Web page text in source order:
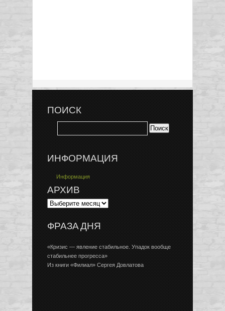
ПОИСК
ИНФОРМАЦИЯ
Информация
АРХИВ
ФРАЗА ДНЯ
«Кризис — явление стабильное. Упадок вообще
стабильнее прогресса»
Из книги «Филиал» Сергея Довлатова